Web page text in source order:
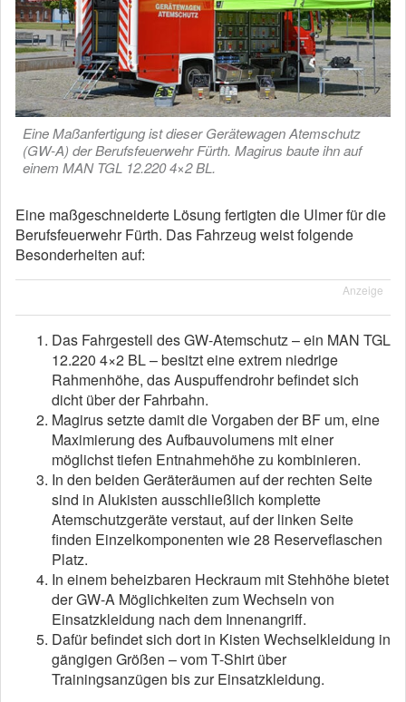
Eine Maßanfertigung ist dieser Gerätewagen Atemschutz
(GW-A) der Berufsfeuerwehr Fürth. Magirus baute ihn auf
einem MAN TGL 12.220 4×2 BL.
Eine maßgeschneiderte Lösung fertigten die Ulmer für die
Berufsfeuerwehr Fürth. Das Fahrzeug weist folgende
Besonderheiten auf:
Anzeige
Das Fahrgestell des GW-Atemschutz – ein MAN TGL
12.220 4×2 BL – besitzt eine extrem niedrige
Rahmenhöhe, das Auspuffendrohr befindet sich
dicht über der Fahrbahn.
Magirus setzte damit die Vorgaben der BF um, eine
Maximierung des Aufbauvolumens mit einer
möglichst tiefen Entnahmehöhe zu kombinieren.
In den beiden Geräteräumen auf der rechten Seite
sind in Alukisten ausschließlich komplette
Atemschutzgeräte verstaut, auf der linken Seite
finden Einzelkomponenten wie 28 Reserveflaschen
Platz.
In einem beheizbaren Heckraum mit Stehhöhe bietet
der GW-A Möglichkeiten zum Wechseln von
Einsatzkleidung nach dem Innenangriff.
Dafür befindet sich dort in Kisten Wechselkleidung in
gängigen Größen – vom T-Shirt über
Trainingsanzügen bis zur Einsatzkleidung.